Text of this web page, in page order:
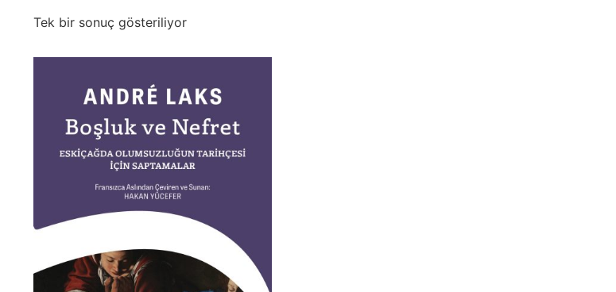
Tek bir sonuç gösteriliyor